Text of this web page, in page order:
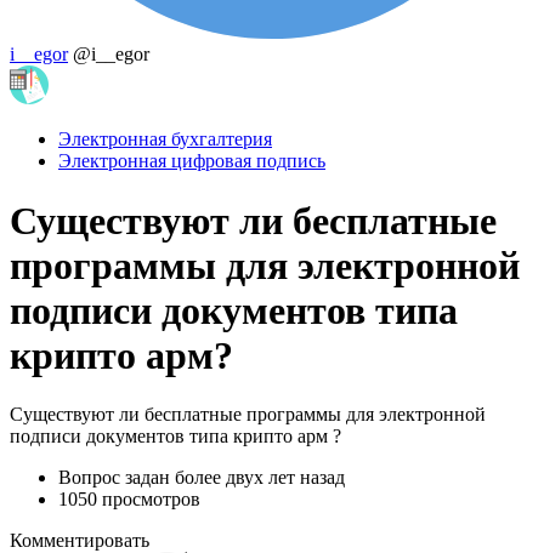
i__egor @i__egor
Электронная бухгалтерия
Электронная цифровая подпись
Существуют ли бесплатные
программы для электронной
подписи документов типа
крипто арм?
Существуют ли бесплатные программы для электронной
подписи документов типа крипто арм ?
Вопрос задан более двух лет назад
1050 просмотров
Комментировать